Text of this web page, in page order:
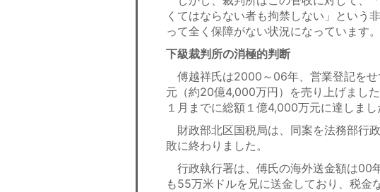
くてはならない者も拘禁しない」という
って全く保障がない状況になっています。
下級裁判所の消極的判断
傅越祥氏は2000～06年、営業登記を
元（約20億4,000万円）を売り上げまし
１月までに総額１億4,000万元に達しまし
財政部北区国税局は、同案を法務部行
敗に終わりました。
行政執行署は、傅氏の海外送金額は00
も55万米ドルを兄に送金しており、税金